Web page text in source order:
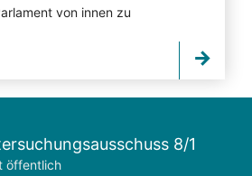
von innen zu
8/1
öffentlich